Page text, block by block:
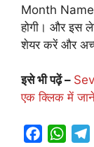
Month Name
होगी। और इस
शेयर करें और
इसे भी पढ़ें –
एक क्लिक में
W